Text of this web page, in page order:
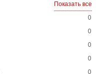
Показать все
0
0
0
0
0